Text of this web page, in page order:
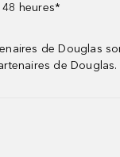
heures*
de Douglas
de Douglas.